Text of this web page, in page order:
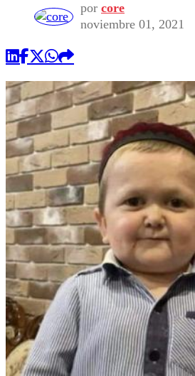
Torneo Internacional
Torneo Nacional
Internacional
Nacional
Programas
por core
noviembre 01, 2021